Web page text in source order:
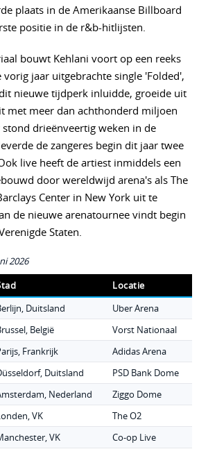
plaats in de Amerikaanse Billboard
positie in de r&b-hitlijsten.
bouwt Kehlani voort op een reeks
vorig jaar uitgebrachte single 'Folded',
nieuwe tijdperk inluidde, groeide uit
met meer dan achthonderd miljoen
drieënveertig weken in de
de zangeres begin dit jaar twee
live heeft de artiest inmiddels een
door wereldwijd arena's als The
Center in New York uit te
de nieuwe arenatournee vindt begin
Staten.
2026
Locatie
Duitsland
Uber Arena
België
Vorst Nationaal
Frankrijk
Adidas Arena
Duitsland
PSD Bank Dome
Nederland
Ziggo Dome
VK
The O2
VK Co-op Live